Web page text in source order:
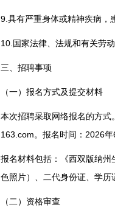
9.具有严重身体或精神疾病，
10.国家法律、法规和有关劳
三、招聘事项
（一）报名方式及提交材料
本次招聘采取网络报名的方
163.com。报名时间：2026
报名材料包括：《西双版纳
色照片）、二代身份证、学
（二）资格审查